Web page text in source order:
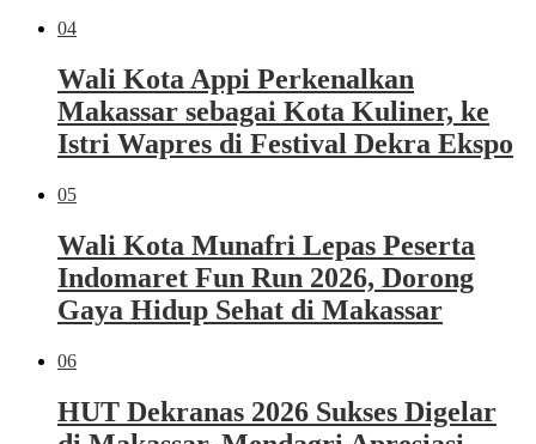
04
Wali Kota Appi Perkenalkan
Makassar sebagai Kota Kuliner, ke
Istri Wapres di Festival Dekra Ekspo
05
Wali Kota Munafri Lepas Peserta
Indomaret Fun Run 2026, Dorong
Gaya Hidup Sehat di Makassar
06
HUT Dekranas 2026 Sukses Digelar